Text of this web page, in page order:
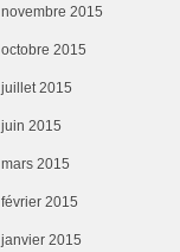
novembre 2015
octobre 2015
juillet 2015
juin 2015
mars 2015
février 2015
janvier 2015